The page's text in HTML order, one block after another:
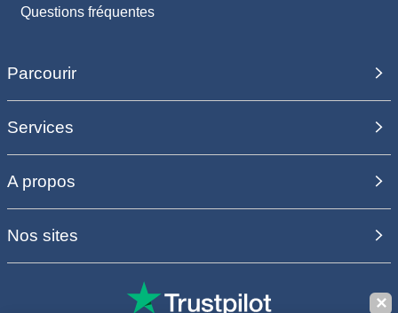
Questions fréquentes
Parcourir
Services
A propos
Nos sites
✕